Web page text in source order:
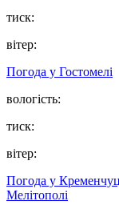
тиск:
вітер:
Погода у Гостомелі
вологість:
тиск:
вітер:
Погода у
Мелітополі